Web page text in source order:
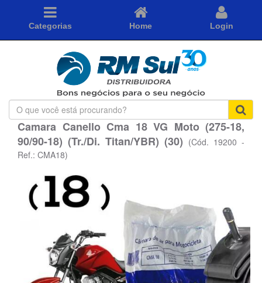
Categorias Home Login
O
que
você
está
procurando?
Camara Canello Cma 18 VG Moto (275-18,
90/90-18) (Tr./Di. Titan/YBR) (30) (Cód. 19200 -
Ref.: CMA18)